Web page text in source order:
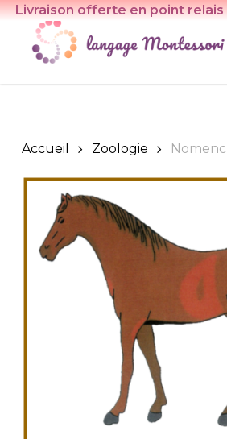
Livraison offerte en point
Skip
content
Accueil Zoologie